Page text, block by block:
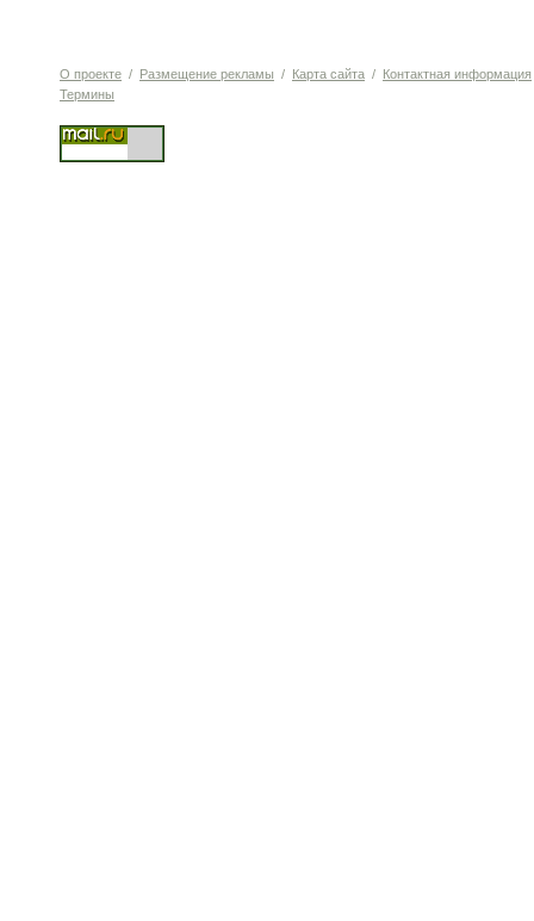
О проекте / Размещение рекламы / Карта сайта / Контактная информация
Термины